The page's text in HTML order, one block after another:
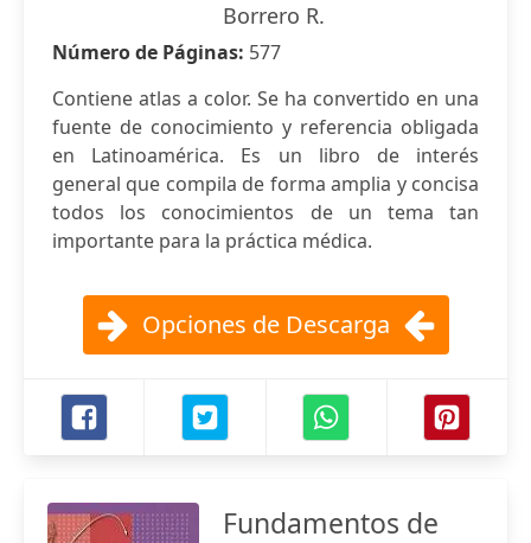
Borrero R.
Número de Páginas: 577
Contiene atlas a color. Se ha convertido en una
fuente de conocimiento y referencia obligada
en Latinoamérica. Es un libro de interés
general que compila de forma amplia y concisa
todos los conocimientos de un tema tan
importante para la práctica médica.
Opciones de Descarga
Fundamentos de